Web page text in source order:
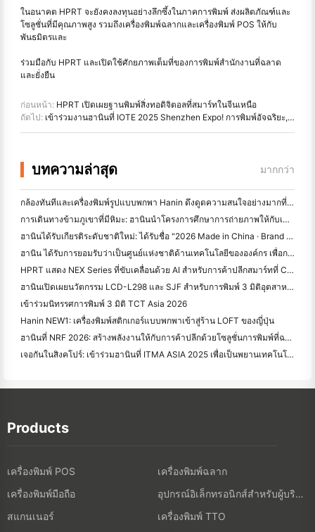
ในอนาคต HPRT จะยังคงลงทุนอย่างลึกซึ้งในภาคการพิมพ์ ส่งผลิตภัณฑ์และ
โซลูชั่นที่มีคุณภาพสูง รวมถึงเครื่องพิมพ์ฉลากและเครื่องพิมพ์ POS ให้กับ
พันธมิตรและ
ร่วมมือกับ HPRT และเปิดใช้ศักยภาพเต็มที่ของการพิมพ์สำนักงานที่ฉลาด
และยั่งยืน
ก่อนหน้า: HPRT เปิดเผยฐานพิมพ์สิ่งทอดิจิตอลที่สมาร์ทในจีนเหนือ
ถัดไป: เข้าร่วมงานฮานินที่ IOTE 2025 Shenzhen Expo! การพิมพ์อัจฉริยะ, IoT ไม่ จำกัด
บทความล่าสุด มากกว่า
กล้องทันทีและเครื่องพิมพ์รูปแบบพกพา Hanin ดึงดูดความสนใจอย่างมากที่ IEAE เซินเจิ้น 2026
การเดินทางข้ามภูเขาที่มีหิมะ: ฮานินนําโครงการศึกษาการถ่ายภาพให้กับเด็กในคามโด
ฮานินได้รับเกียรติระดับชาติใหม่: ได้รับชื่อ "2026 Made in China · Brand ที่ผู้บริโภคเชื่อถือได้"
ฮานิน ได้รับการยอมรับว่าเป็นศูนย์แห่งชาติด้านเทคโนโลยีขององค์กร เพื่อการนํานวัตกรรม
HPRT แสดง NEX Series ที่ขับเคลื่อนด้วย AI สําหรับการค้าปลีกสมาร์ทที่ CHINASHOP 2026
ฮานินเปิดเผยนวัตกรรม LCD-L298 และ SJF สําหรับการพิมพ์ 3 มิติอุตสาหกรรมที่ TCT Asia 2026
เข้าร่วมนิทรรศการพิมพ์ 3 มิติ TCT Asia 2026
Hanin NEW1: เครื่องพิมพ์สติกเกอร์แบบพกพาเข้าสู่ร้าน LOFT ของญี่ปุ่น
ฮานินที่ NRF 2026: สร้างพลังงานให้กับการค้าปลีกด้วยโซลูชั่นการพิมพ์ที่ฉลาดเต็มรูปแบบ
เจอกันในสิงคโปร์: เข้าร่วมฮานินที่ ITMA ASIA 2025 เพื่อเป็นพยานเทคโนโลยีการพิมพ์ดิจิตอลล่าสุด
Products
เครื่องพิมพ์ POS
เครื่องพิมพ์ฉลาก
เครื่องพิมพ์มือถือ
อุปกรณ์อิเล็กทรอนิกส์สำหรับผู้บริโภค
สแกนเนอร์
เครื่องพิมพ์ TTO